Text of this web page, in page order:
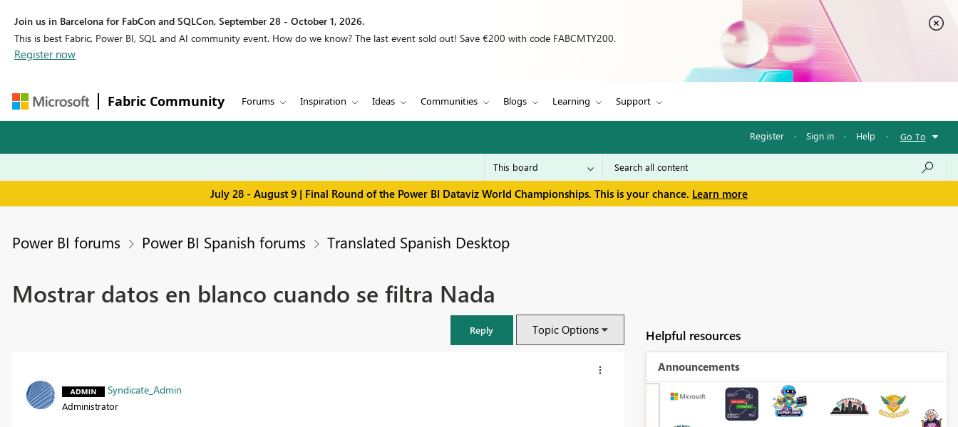
Join us in Barcelona for FabCon and SQLCon, September 28 - October 1, 2026.
This is best Fabric, Power BI, SQL and AI community event. How do we know? The last event sold out! Save €200 with code FABCMTY200.
Register now
Fabric Community Forums Inspiration Ideas Communities Blogs Learning Support
Register · Sign in · Help · Go To
July 28 - August 9 | Final Round of the Power BI Dataviz World Championships. This is your chance. Learn more
Power BI forums Power BI Spanish forums Translated Spanish Desktop
Mostrar datos en blanco cuando se filtra Nada
Reply Topic Options
Syndicate_Admin
Administrator
Helpful resources
Announcements